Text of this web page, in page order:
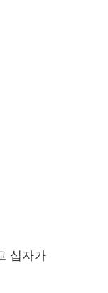
십자가